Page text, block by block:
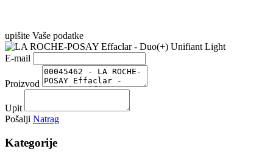
upišite Vaše podatke
E-mail
Proizvod
Upit
Pošalji Natrag
Kategorije